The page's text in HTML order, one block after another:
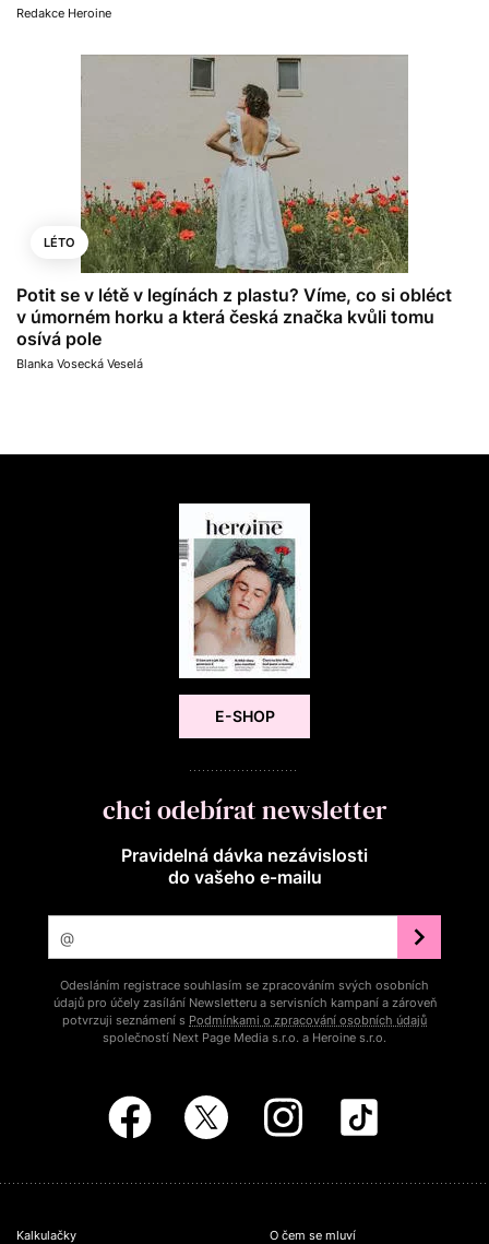
Redakce Heroine
LÉTO
Potit se v létě v legínách z plastu? Víme, co si obléct
v úmorném horku a která česká značka kvůli tomu
osívá pole
Blanka Vosecká Veselá
E-SHOP
chci odebírat newsletter
Pravidelná dávka nezávislosti
do vašeho e‑mailu
Odesláním registrace souhlasím se zpracováním svých osobních
údajů pro účely zasílání Newsletteru a servisních kampaní a zároveň
potvrzuji seznámení s Podmínkami o zpracování osobních údajů
společností Next Page Media s.r.o. a Heroine s.r.o.
Kalkulačky
O čem se mluví